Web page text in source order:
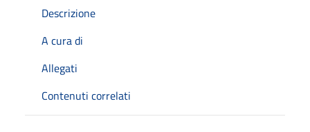
Descrizione
A cura di
Allegati
Contenuti correlati